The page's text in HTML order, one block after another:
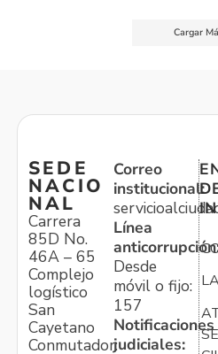
Cargar
SEDE
NACIO
NAL
Carrera
85D No.
46A – 65
Complejo
logístico
San
Cayetano
Conmutador:
Correo
institucional:
Línea
Desde
móvil o fijo:
157
Notificaciones
judiciales: